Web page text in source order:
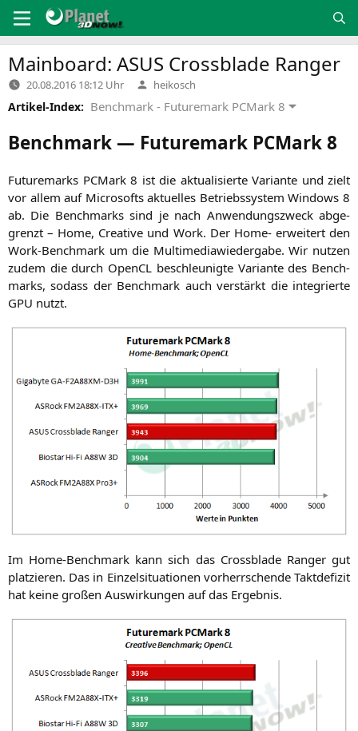
Inhalt
springen
Mainboard: ASUS Crossblade Ranger
20.08.2016 18:12 Uhr Verfasst
von
heikosch
Artikel-Index: Benchmark - Futuremark PCMark 8
Benchmark — Futuremark PCMark 8
Future­marks PCMark 8 ist die aktua­li­sier­te Vari­an­te und zielt
vor allem auf Micro­softs aktu­el­les Betriebs­sys­tem Win­dows 8
ab. Die Bench­marks sind je nach Anwen­dungs­zweck abge­
grenzt – Home, Crea­ti­ve und Work. Der Home- erwei­tert den
Work-Bench­mark um die Mul­ti­me­dia­wi­e­der­ga­be. Wir nut­zen
zudem die durch Open­CL beschleu­nig­te Vari­an­te des Bench­
marks, sodass der Bench­mark auch ver­stärkt die inte­grier­te
GPU nutzt.
Im Home-Bench­mark kann sich das Cross­bla­de Ran­ger gut
plat­zie­ren. Das in Ein­zel­si­tua­tio­nen vor­herr­schen­de Takt­de­fi­zit
hat kei­ne gro­ßen Aus­wir­kun­gen auf das Ergebnis.